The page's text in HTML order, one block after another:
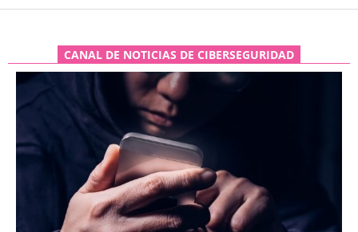
CANAL DE NOTICIAS DE CIBERSEGURIDAD